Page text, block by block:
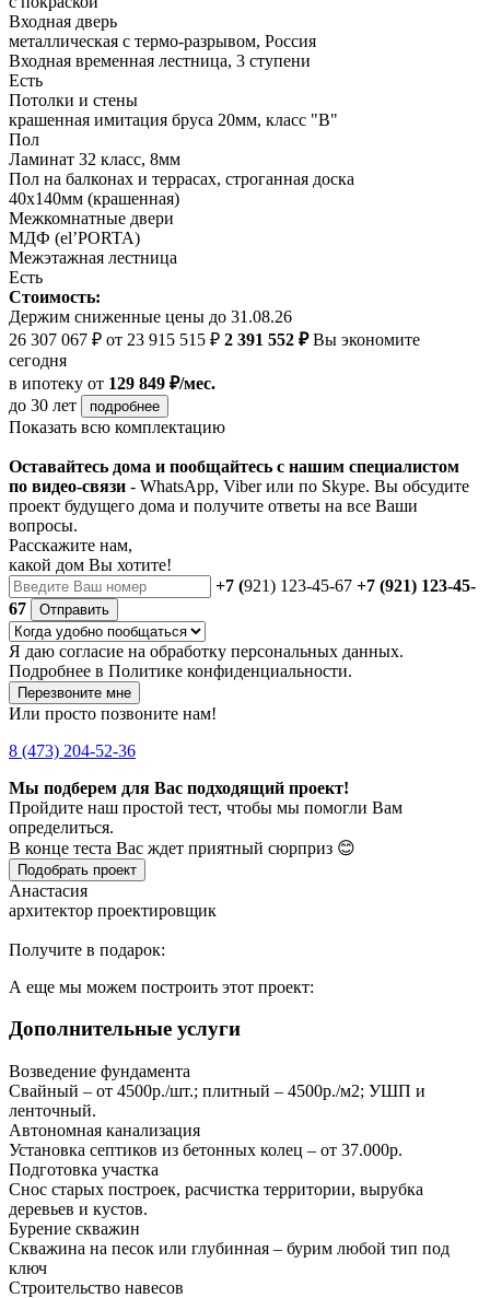
Входная дверь
металлическая с термо-разрывом, Россия
Входная временная лестница, 3 ступени
Есть
Потолки и стены
крашенная имитация бруса 20мм, класс "В"
Пол
Ламинат 32 класс, 8мм
Пол на балконах и террасах, строганная доска
40х140мм (крашенная)
Межкомнатные двери
МДФ (el’PORTA)
Межэтажная лестница
Есть
Стоимость:
Держим сниженные цены до 31.08.26
26 307 067 ₽ от 23 915 515 ₽ 2 391 552 ₽Вы экономите
сегодня
в ипотеку от 129 849 ₽/мес.
до 30 лет
подробнее
Показать всю комплектацию
Оставайтесь дома и пообщайтесь с нашим специалистом
по видео-связи - WhatsApp, Viber или по Skype. Вы обсудите
проект будущего дома и получите ответы на все Ваши
вопросы.
Расскажите нам,
какой дом Вы хотите!
+7 (921) 123-45-67 +7 (921) 123-45-
67
Отправить
Я даю согласие на обработку персональных данных.
Подробнее в Политике конфиденциальности.
Перезвоните мне
Или просто позвоните нам!
8 (473) 204-52-36
Мы подберем для Вас подходящий проект!
Пройдите наш простой тест, чтобы мы помогли Вам
определиться.
В конце теста Вас ждет приятный сюрприз 😊
Подобрать проект
Анастасия
архитектор проектировщик
Получите в подарок:
А еще мы можем построить этот проект:
Дополнительные услуги
Возведение фундамента
Свайный – от 4500р./шт.; плитный – 4500р./м2; УШП и
ленточный.
Автономная канализация
Установка септиков из бетонных колец – от 37.000р.
Подготовка участка
Снос старых построек, расчистка территории, вырубка
деревьев и кустов.
Бурение скважин
Скважина на песок или глубинная – бурим любой тип под
ключ
Строительство навесов